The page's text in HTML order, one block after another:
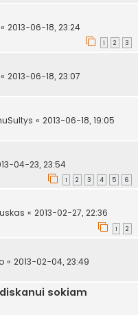
« 2013-06-18, 23:24
1 2 3
« 2013-06-18, 23:07
« 2013-06-18, 19:05
04-23, 23:54
1 2 3 4 5 6
« 2013-02-27, 22:36
1 2
« 2013-02-04, 23:49
sokiam